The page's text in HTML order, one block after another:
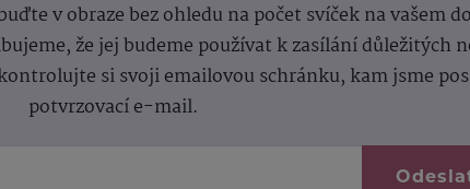
v obraze bez ohledu na počet svíček na vašem
že jej budeme používat k zasílání důležitých
si svoji emailovou schránku, kam jsme
potvrzovací e-mail.